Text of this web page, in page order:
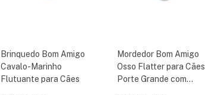
Brinquedo Bom Amigo
Cavalo-Marinho
Flutuante para Cães
Mordedor Bom Amigo
Osso Flatter para Cães
Porte Grande com